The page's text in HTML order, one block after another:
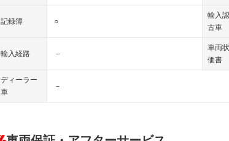
記録簿 ○
輸入
古車
輸入経路 －
車両
価書
ディーラー
車
－